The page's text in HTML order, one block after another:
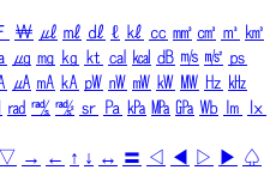
￦ ㎕ ㎖ ㎗ ℓ ㎘ ㏄ ㎣ ㎤ ㎥ ㎦
㎍ ㎎ ㎏ ㏏ ㎈ ㎉ ㏈ ㎧ ㎨ ㎰
㎂ ㎃ ㎄ ㎺ ㎻ ㎽ ㎾ ㎿ ㎐ ㎑
㎭ ㎮ ㎯ ㏛ ㎩ ㎪ ㎫ ㎬ ㏝ ㏐
㏓
▽ → ← ↑ ↓ ↔ 〓 ◁ ◀ ▷ ▶ ♤